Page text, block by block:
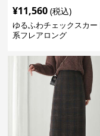
¥11,560 (税込)
ゆるふわチェックスカー
系フレアロング